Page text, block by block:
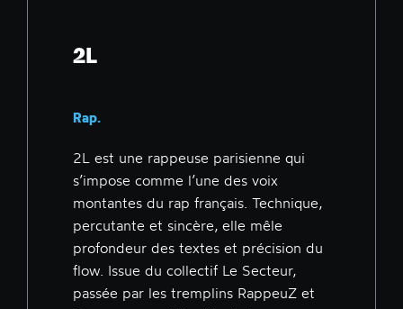
2L
Rap.
2L est une rappeuse parisienne qui
s’impose comme l’une des voix
montantes du rap français. Technique,
percutante et sincère, elle mêle
profondeur des textes et précision du
flow. Issue du collectif Le Secteur,
passée par les tremplins RappeuZ et